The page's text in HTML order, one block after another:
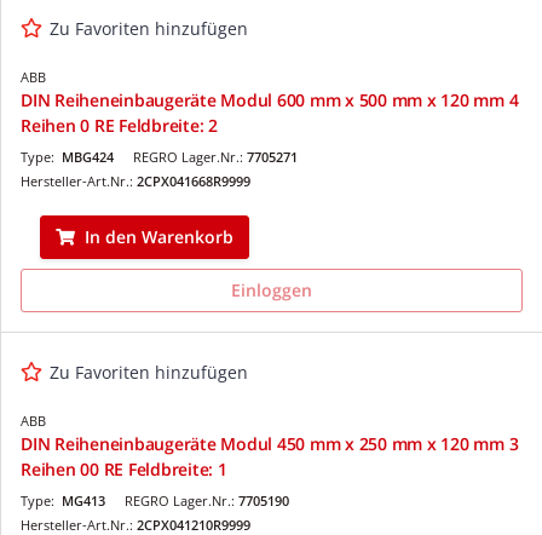
Zu Favoriten hinzufügen
ABB
DIN Reiheneinbaugeräte Modul 600 mm x 500 mm x 120 mm 4
Reihen 0 RE Feldbreite: 2
REGRO Lager.Nr.: 7705271
Type: MBG424
Hersteller-Art.Nr.: 2CPX041668R9999
In den Warenkorb
Einloggen
Zu Favoriten hinzufügen
ABB
DIN Reiheneinbaugeräte Modul 450 mm x 250 mm x 120 mm 3
Reihen 00 RE Feldbreite: 1
REGRO Lager.Nr.: 7705190
Type: MG413
Hersteller-Art.Nr.: 2CPX041210R9999